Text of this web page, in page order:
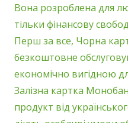
Вона розроблена для
тільки фінансову
Перш за все, Чорна
безкоштовне
економічно вигідною
Залізна картка
продукт від